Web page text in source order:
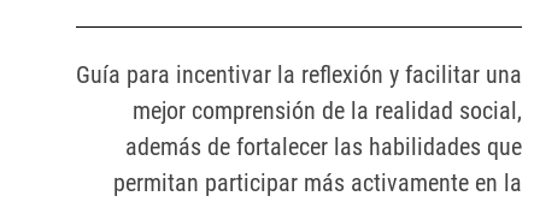
Guía para incentivar la reflexión y facilitar una
mejor comprensión de la realidad social,
además de fortalecer las habilidades que
permitan participar más activamente en la